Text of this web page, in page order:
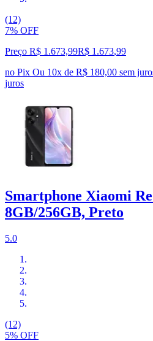
(12)
7% OFF
Preço R$ 1.673,99R$ 1.673,99
no Pix Ou 10x de R$ 180,00 sem
juros
Smartphone Xiaomi
8GB/256GB, Preto
5.0
(12)
5% OFF